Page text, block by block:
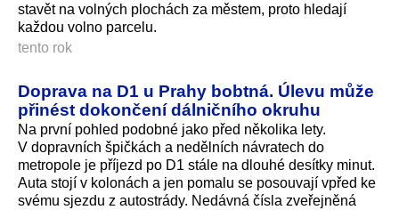
stavět na volných plochách za městem, proto hledají
každou volno parcelu.
tento rok
Doprava na D1 u Prahy bobtná. Úlevu může
přinést dokončení dálničního okruhu
Na první pohled podobné jako před několika lety.
V dopravních špičkách a nedělních návratech do
metropole je příjezd po D1 stále na dlouhé desítky minut.
Auta stojí v kolonách a jen pomalu se posouvají vpřed ke
svému sjezdu z autostrády. Nedávná čísla zveřejněná